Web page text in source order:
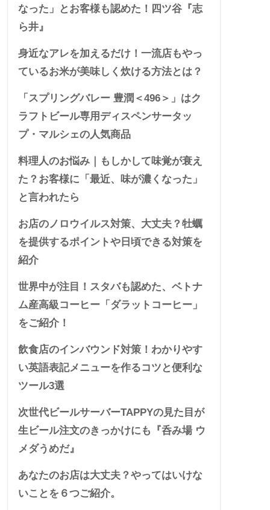
なった」とお客様も認めた！四ツ谷『志
ら井』
身近なアレを加えるだけ！一流店もやっ
ているお米が美味しく炊ける方法とは？
「スプリングバレー 豊潤＜496＞」はク
ラフトビール専用ディスペンサータッ
プ・マルシェの人気商品
料理人のお悩み｜もしかして味覚が衰え
た？お客様に「最近、味が濃くなった」
と言われたら
お店のノロウイルス対策、大丈夫？牡蠣
を提供するポイントや日頃できる対策を
紹介
世界中が注目！スタバも認めた、ベトナ
ム産高級コーヒー「ダラットコーヒー」
をご紹介！
飲食店のインバウンド対策！わかりやす
い英語表記メニューを作るコツと便利な
ツール3選
次世代ビールサーバーTAPPYの見た目が
生ビール注文のきっかけにも『呑み場 ウ
メダうめだ』
あなたのお店は大丈夫？やってはいけな
いことを６つご紹介。